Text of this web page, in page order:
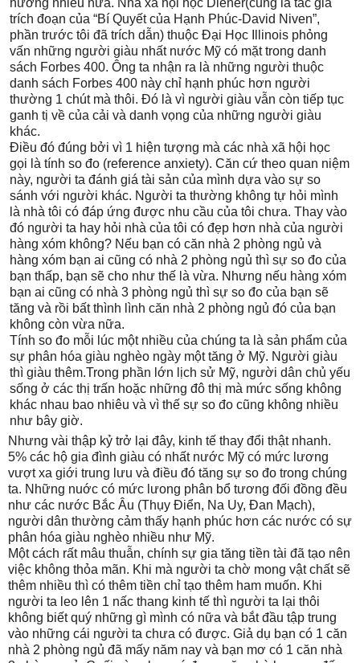
hưởng nhiều nữa. Nhà xã hội học Diener(cũng là tác giả
trích đoạn của “Bí Quyết của Hạnh Phúc-David Niven”,
phần trước tôi đã trích dẫn) thuộc Đại Học Illinois phỏng
vấn những người giàu nhất nước Mỹ có mặt trong danh
sách Forbes 400. Ông ta nhận ra là những người thuộc
danh sách Forbes 400 này chỉ hạnh phúc hơn người
thường 1 chút mà thôi. Đó là vì người giàu vẫn còn tiếp tục
ganh tị về của cải và danh vọng của những người giàu
khác.
Điều đó đúng bởi vì 1 hiện tượng mà các nhà xã hội học
gọi là tính so đo (reference anxiety). Căn cứ theo quan niệm
này, người ta đánh giá tài sản của mình dựa vào sự so
sánh với người khác. Người ta thường không tự hỏi mình
là nhà tôi có đáp ứng được nhu cầu của tôi chưa. Thay vào
đó người ta hay hỏi nhà của tôi có đẹp hơn nhà của người
hàng xóm không? Nếu bạn có căn nhà 2 phòng ngủ và
hàng xóm bạn ai cũng có nhà 2 phòng ngủ thì sự so đo của
bạn thấp, bạn sẽ cho như thế là vừa. Nhưng nếu hàng xóm
bạn ai cũng có nhà 3 phòng ngủ thì sự so đo của bạn sẽ
tăng và rồi bất thình lình căn nhà 2 phòng ngủ đó của bạn
không còn vừa nữa.
Tính so đo mỗi lúc một nhiều của chúng ta là sản phẩm của
sự phân hóa giàu nghèo ngày một tăng ở Mỹ. Người giàu
thì giàu thêm.Trong phần lớn lịch sử Mỹ, người dân chủ yếu
sống ở các thị trấn hoặc những đô thị mà mức sống không
khác nhau bao nhiêu và vì thế sự so đo cũng không nhiều
như bây giờ.
Nhưng vài thập kỷ trở lại đây, kinh tế thay đổi thật nhanh.
5% các hộ gia đình giàu có nhất nước Mỹ có mức lương
vượt xa giới trung lưu và điều đó tăng sự so đo trong chúng
ta. Những nuớc có mức lưong phân bổ tương đối đồng đều
như các nước Bắc Âu (Thụy Điển, Na Uy, Đan Mạch),
người dân thường cảm thấy hạnh phúc hơn các nước có sự
phân hóa giàu nghèo nhiều như Mỹ.
Một cách rất mâu thuẫn, chính sự gia tăng tiền tài đã tạo nên
việc không thỏa mãn. Khi mà người ta chờ mong vật chất sẽ
thêm nhiều thì có thêm tiền chỉ tạo thêm ham muốn. Khi
người ta leo lên 1 nấc thang kinh tế thì người ta lại thôi
không biết quý những gì mình có nữa và bắt đầu tập trung
vào những cái người ta chưa có được. Giả dụ bạn có 1 căn
nhà 2 phòng ngủ đã mấy năm nay và bạn mơ có 1 căn nhà